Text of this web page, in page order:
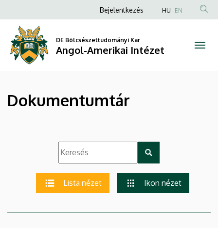
Angol-
Amerikai
Intézet
a
tartalomra
Anonim
fiók
menüje
Bejelentkezés HU EN
DE Bölcsészettudományi Kar
Angol-Amerikai Intézet
Dokumentumtár
Lista nézet Ikon nézet